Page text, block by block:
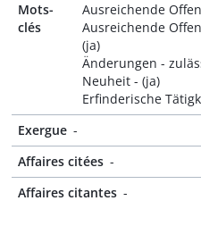
Mots-
clés
Ausreichende
Ausreichende
(ja)
Änderungen -
Neuheit - (ja)
Erfinderische
Exergue -
Affaires citées -
Affaires citantes -